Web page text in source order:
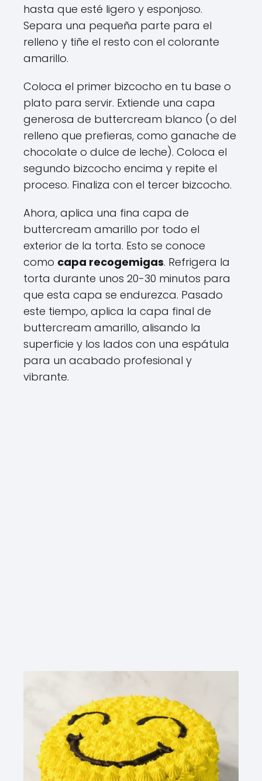
hasta que esté ligero y esponjoso.
Separa una pequeña parte para el
relleno y tiñe el resto con el colorante
amarillo.
Coloca el primer bizcocho en tu base o
plato para servir. Extiende una capa
generosa de buttercream blanco (o del
relleno que prefieras, como ganache de
chocolate o dulce de leche). Coloca el
segundo bizcocho encima y repite el
proceso. Finaliza con el tercer bizcocho.
Ahora, aplica una fina capa de
buttercream amarillo por todo el
exterior de la torta. Esto se conoce
como capa recogemigas. Refrigera la
torta durante unos 20-30 minutos para
que esta capa se endurezca. Pasado
este tiempo, aplica la capa final de
buttercream amarillo, alisando la
superficie y los lados con una espátula
para un acabado profesional y
vibrante.